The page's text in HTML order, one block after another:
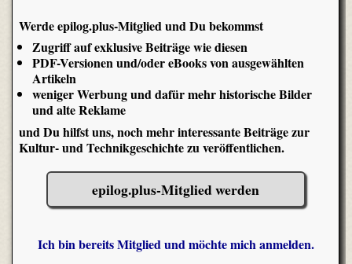
Werde epilog.plus-Mitglied und Du bekommst
Zugriff auf exklusive Beiträge wie diesen
PDF-Versionen und/oder eBooks von ausgewählten
Artikeln
weniger Werbung und dafür mehr historische Bilder
und alte Reklame
und Du hilfst uns, noch mehr interessante Beiträge zur
Kultur- und Technikgeschichte zu veröffentlichen.
epilog.plus-Mitglied werden
Ich bin bereits Mitglied und möchte mich anmelden.